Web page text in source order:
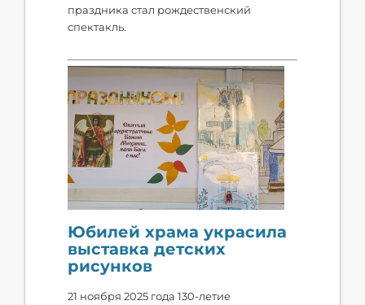
праздника стал рождественский
спектакль.
Юбилей храма украсила
выставка детских
рисунков
21 ноября 2025 года 130-летие